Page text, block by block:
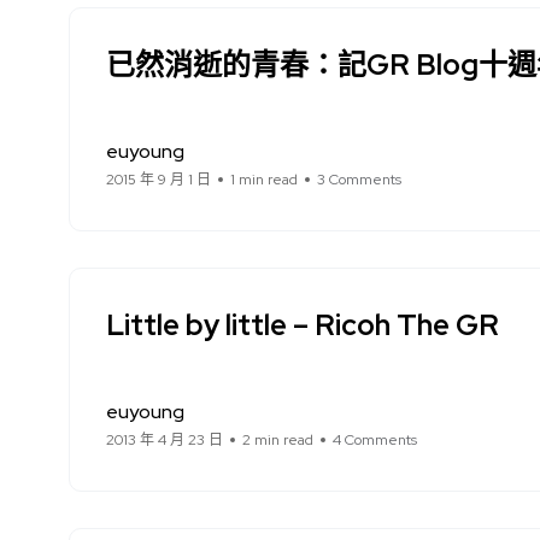
已然消逝的青春：記GR Blog十
euyoung
2015 年 9 月 1 日 1 min read 3 Comments
Little by little – Ricoh The GR
euyoung
2013 年 4 月 23 日 2 min read 4 Comments